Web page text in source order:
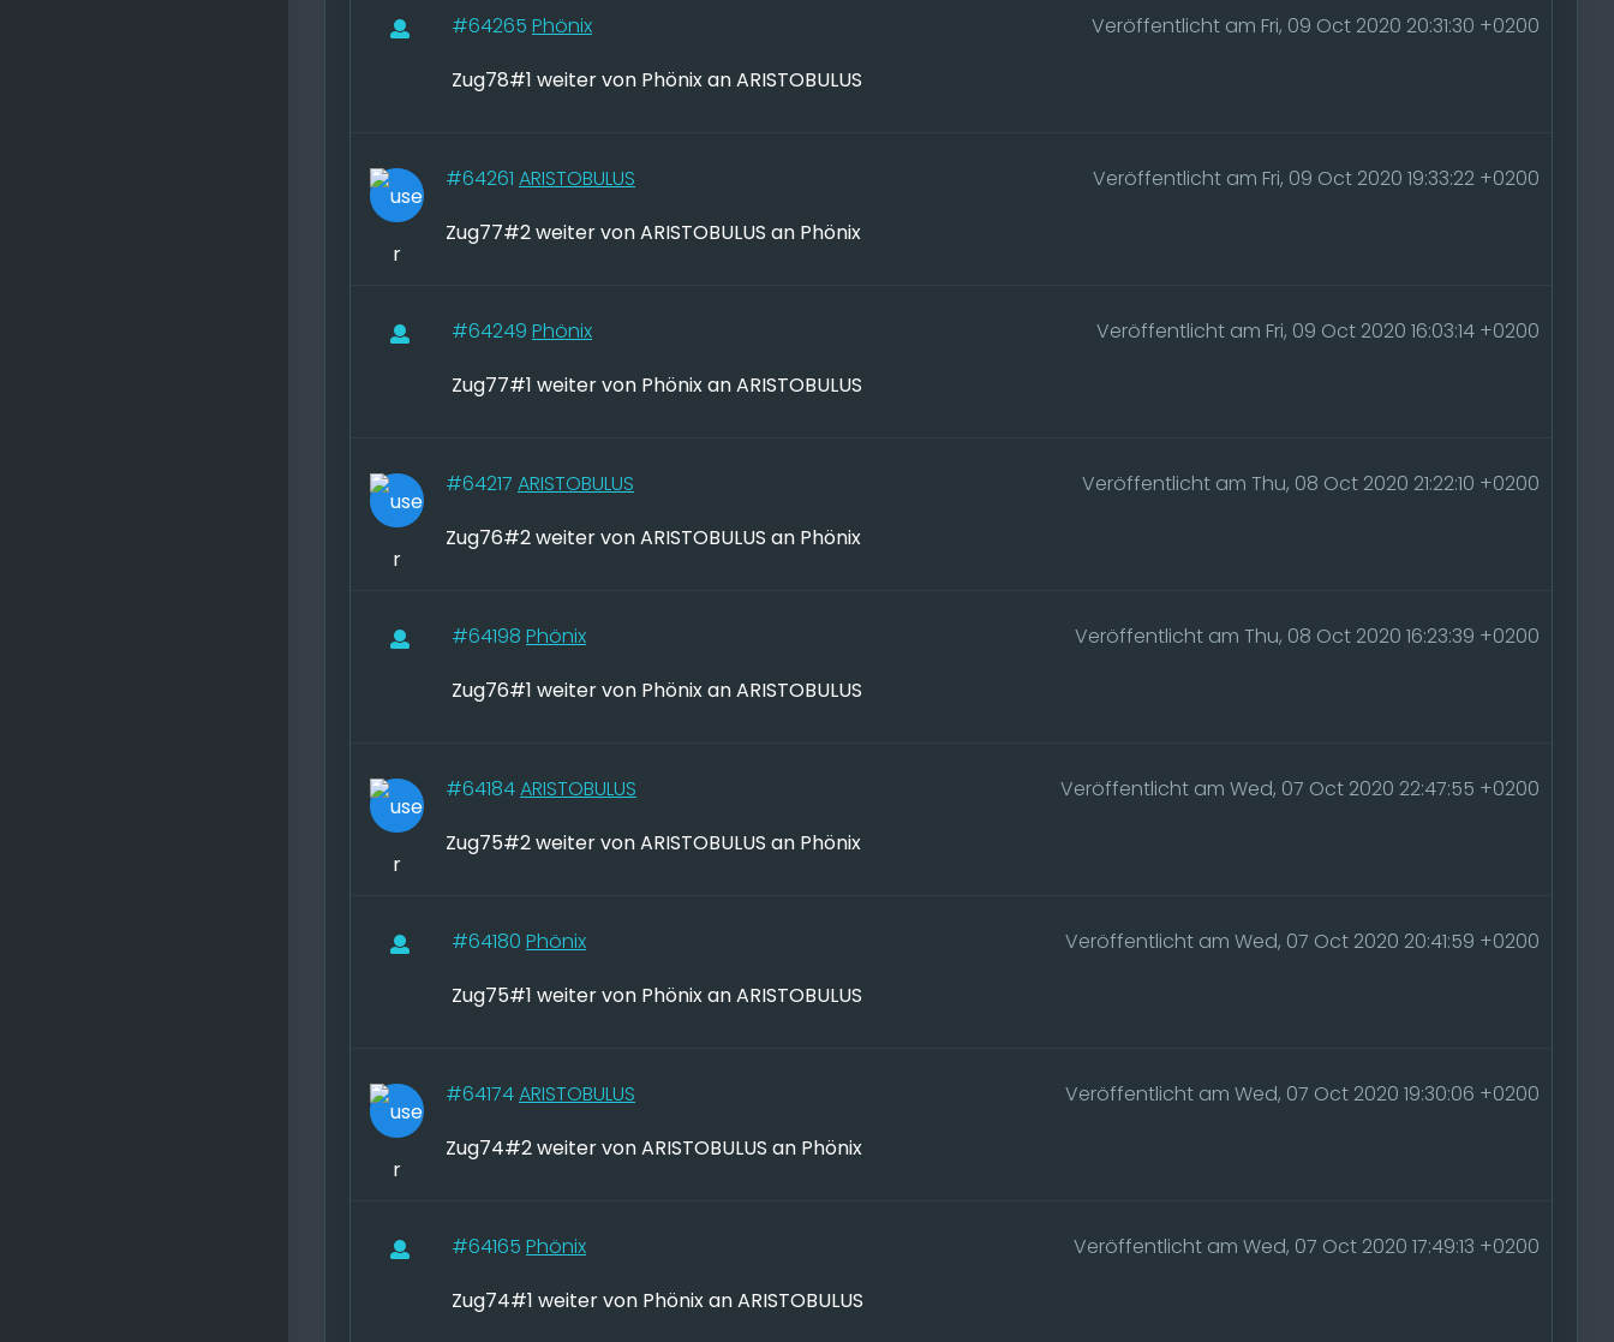
Veröffentlicht am Fri, 09 Oct 2020 20:31:30 +0200
#64265 Phönix
Zug78#1 weiter von Phönix an ARISTOBULUS
Veröffentlicht am Fri, 09 Oct 2020 19:33:22 +0200
#64261 ARISTOBULUS
Zug77#2 weiter von ARISTOBULUS an Phönix
Veröffentlicht am Fri, 09 Oct 2020 16:03:14 +0200
#64249 Phönix
Zug77#1 weiter von Phönix an ARISTOBULUS
Veröffentlicht am Thu, 08 Oct 2020 21:22:10 +0200
#64217 ARISTOBULUS
Zug76#2 weiter von ARISTOBULUS an Phönix
Veröffentlicht am Thu, 08 Oct 2020 16:23:39 +0200
#64198 Phönix
Zug76#1 weiter von Phönix an ARISTOBULUS
Veröffentlicht am Wed, 07 Oct 2020 22:47:55 +0200
#64184ARISTOBULUS
Zug75#2 weiter von ARISTOBULUS an Phönix
Veröffentlicht am Wed, 07 Oct 2020 20:41:59 +0200
#64180 Phönix
Zug75#1 weiter von Phönix an ARISTOBULUS
Veröffentlicht am Wed, 07 Oct 2020 19:30:06 +0200
#64174ARISTOBULUS
Zug74#2 weiter von ARISTOBULUS an Phönix
Veröffentlicht am Wed, 07 Oct 2020 17:49:13 +0200
#64165 Phönix
Zug74#1 weiter von Phönix an ARISTOBULUS